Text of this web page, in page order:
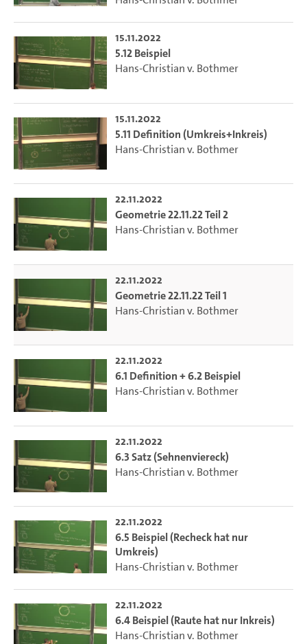
15.11.2022
5.12 Beispiel
Hans-Christian v. Bothmer
15.11.2022
5.11 Definition (Umkreis+Inkreis)
Hans-Christian v. Bothmer
22.11.2022
Geometrie 22.11.22 Teil 2
Hans-Christian v. Bothmer
22.11.2022
Geometrie 22.11.22 Teil 1
Hans-Christian v. Bothmer
22.11.2022
6.1 Definition + 6.2 Beispiel
Hans-Christian v. Bothmer
22.11.2022
6.3 Satz (Sehnenviereck)
Hans-Christian v. Bothmer
22.11.2022
6.5 Beispiel (Recheck hat nur
Umkreis)
Hans-Christian v. Bothmer
22.11.2022
6.4 Beispiel (Raute hat nur Inkreis)
Hans-Christian v. Bothmer